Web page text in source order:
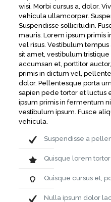
wisi. Morbi cursus a, dolor.
vehicula ullamcorper.
Suspendisse sollicitudin.
mauris. Lorem ipsum primis
vel risus. Vestibulum
sit amet, vestibulum
accumsan et, porttitor
primis in dictum vel,
dolor. Pellentesque porta
sapien pede tortor et luctus
ipsum primis in fermentum
vestibulum ipsum. Fusce
vehicula.
Suspendisse a
Quisque lorem
Quisque cursus et,
Nulla ipsum dolor